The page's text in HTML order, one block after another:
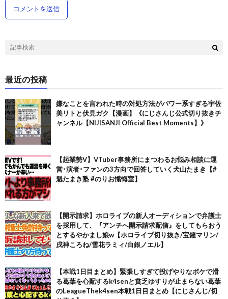
最近の投稿
嫌なことを言われた時の対処方法がパワー系すぎる宇佐
美リトと伏見ガク【漫画】《にじさんじ公式切り抜きチ
ャンネル【NIJISANJI Official Best Moments】》
【起業勢V】VTuber事務所にまつわるお悩み相談に運
営･演者･ファンの3方向で回答していく犬山たまき【#
魁たまき塾 #のりお懺悔室】
【開示請求】ホロライブの新人オーディションで弁護士
を採用して、『アンチへ開示請求配信』をしてもらおう
とするやかまし娘w【ホロライブ切り抜き/宝鐘マリン/
戌神ころね/雪花ラミィ/白銀ノエル】
【本戦1日目まとめ】緊張しすぎて投げやりなボケで滑
る葛葉を心配するk4senと貧乏ゆすりが止まらない葛葉
のLeagueThek4sen本戦1日目まとめ【にじさんじ/切